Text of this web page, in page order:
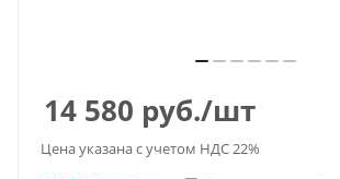
14 580 руб./шт
Цена указана с учетом НДС 22%